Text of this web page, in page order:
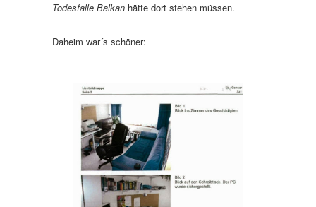
Todesfalle Balkan hätte dort stehen müssen.
Daheim war´s schöner: